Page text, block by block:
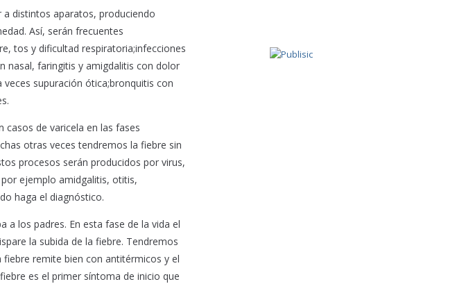
distintos aparatos, produciendo
Así, serán frecuentes
tos y dificultad respiratoria;infecciones
nasal, faringitis y amigdalitis con dolor
supuración ótica;bronquitis con
de varicela en las fases
otras veces tendremos la fiebre sin
procesos serán producidos por virus,
ejemplo amidgalitis, otitis,
haga el diagnóstico.
los padres. En esta fase de la vida el
la subida de la fiebre. Tendremos
fiebre remite bien con antitérmicos y el
es el primer síntoma de inicio que